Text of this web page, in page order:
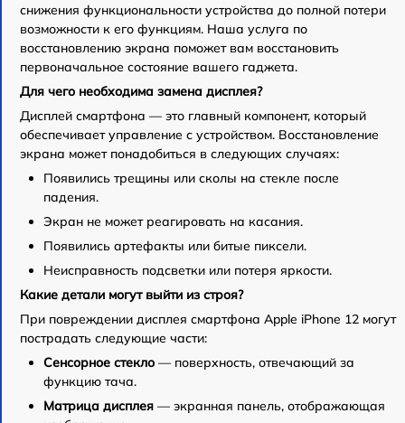
снижения функциональности устройства до полной потери
возможности к его функциям. Наша услуга по
восстановлению экрана поможет вам восстановить
первоначальное состояние вашего гаджета.
Для чего необходима замена дисплея?
Дисплей смартфона — это главный компонент, который
обеспечивает управление с устройством. Восстановление
экрана может понадобиться в следующих случаях:
Появились трещины или сколы на стекле после
падения.
Экран не может реагировать на касания.
Появились артефакты или битые пиксели.
Неисправность подсветки или потеря яркости.
Какие детали могут выйти из строя?
При повреждении дисплея смартфона Apple iPhone 12 могут
пострадать следующие части:
Сенсорное стекло — поверхность, отвечающий за
функцию тача.
Матрица дисплея — экранная панель, отображающая